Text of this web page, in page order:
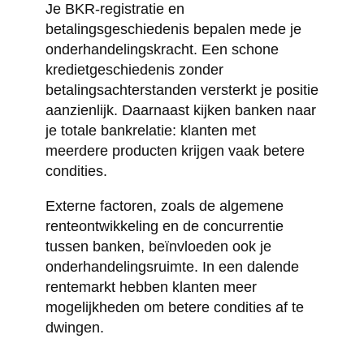
Je BKR-registratie en
betalingsgeschiedenis bepalen mede je
onderhandelingskracht. Een schone
kredietgeschiedenis zonder
betalingsachterstanden versterkt je positie
aanzienlijk. Daarnaast kijken banken naar
je totale bankrelatie: klanten met
meerdere producten krijgen vaak betere
condities.
Externe factoren, zoals de algemene
renteontwikkeling en de concurrentie
tussen banken, beïnvloeden ook je
onderhandelingsruimte. In een dalende
rentemarkt hebben klanten meer
mogelijkheden om betere condities af te
dwingen.